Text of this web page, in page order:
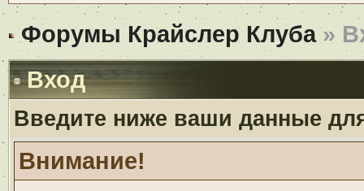
Форумы Крайслер Клуба»
Вход
Введите ниже ваши данные
Внимание!